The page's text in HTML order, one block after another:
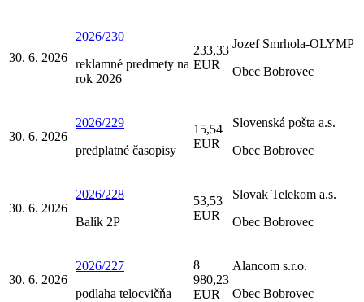
30. 6. 2026
2026/230
reklamné predmety na
rok 2026
233,33
EUR
Jozef Smrhola-OLYMP
Obec Bobrovec
30. 6. 2026
2026/229
predplatné časopisy
15,54
EUR
Slovenská pošta a.s.
Obec Bobrovec
30. 6. 2026
2026/228
Balík 2P
53,53
EUR
Slovak Telekom a.s.
Obec Bobrovec
30. 6. 2026
2026/227
podlaha telocvičňa
8
980,23
EUR
Alancom s.r.o.
Obec Bobrovec